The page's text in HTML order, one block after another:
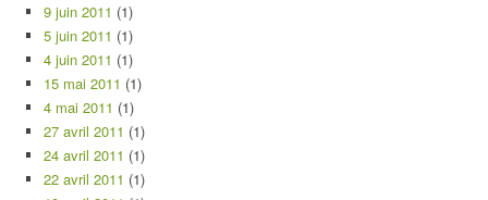
9 juin 2011 (1)
5 juin 2011 (1)
4 juin 2011 (1)
15 mai 2011 (1)
4 mai 2011 (1)
27 avril 2011 (1)
24 avril 2011 (1)
22 avril 2011 (1)